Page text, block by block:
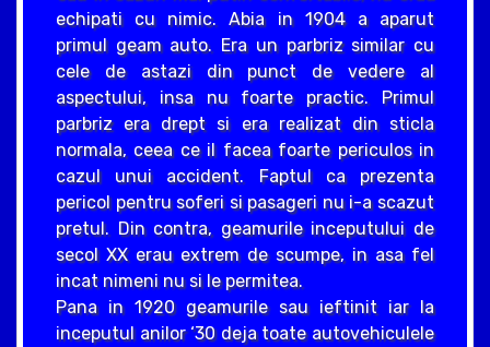
echipati cu nimic. Abia in 1904 a aparut
primul geam auto. Era un parbriz similar cu
cele de astazi din punct de vedere al
aspectului, insa nu foarte practic. Primul
parbriz era drept si era realizat din sticla
normala, ceea ce il facea foarte periculos in
cazul unui accident. Faptul ca prezenta
pericol pentru soferi si pasageri nu i-a scazut
pretul. Din contra, geamurile inceputului de
secol XX erau extrem de scumpe, in asa fel
incat nimeni nu si le permitea.
Pana in 1920 geamurile sau ieftinit iar la
inceputul anilor ‘30 deja toate autovehiculele